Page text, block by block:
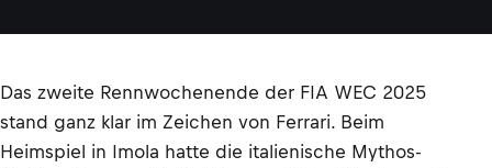
Das zweite Rennwochenende der FIA WEC 2025
stand ganz klar im Zeichen von Ferrari. Beim
Heimspiel in Imola hatte die italienische Mythos-